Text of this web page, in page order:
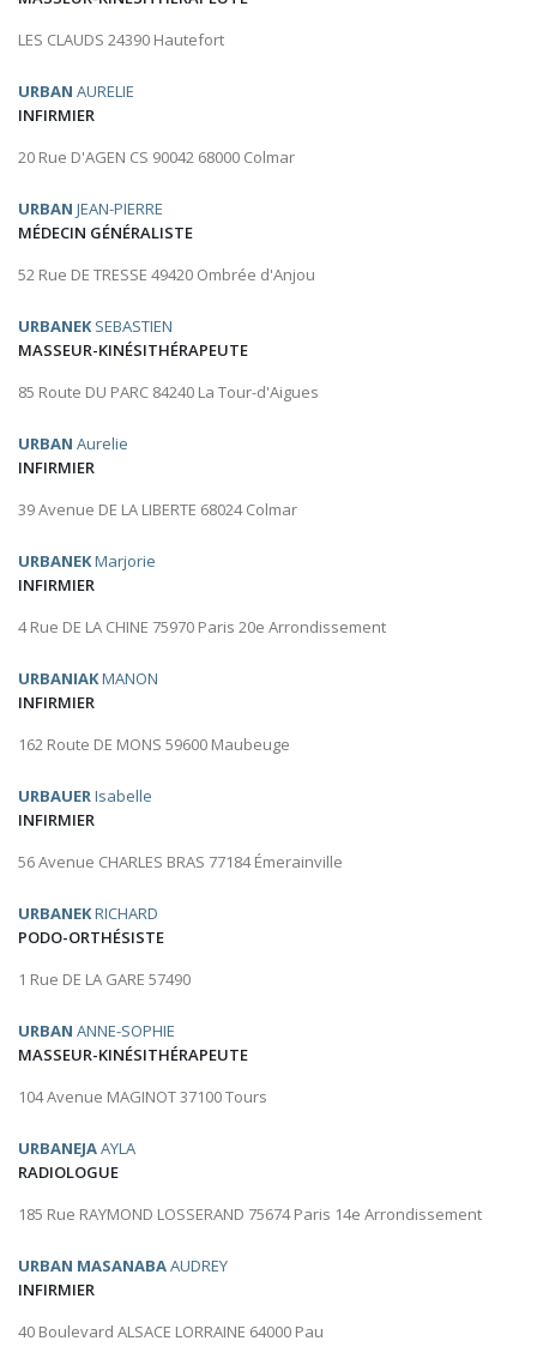
LES CLAUDS 24390 Hautefort
URBAN AURELIE
INFIRMIER
20 Rue D'AGEN CS 90042 68000 Colmar
URBAN JEAN-PIERRE
MÉDECIN GÉNÉRALISTE
52 Rue DE TRESSE 49420 Ombrée d'Anjou
URBANEKSEBASTIEN
MASSEUR-KINÉSITHÉRAPEUTE
85 Route DU PARC 84240 La Tour-d'Aigues
URBAN Aurelie
INFIRMIER
39 Avenue DE LA LIBERTE 68024 Colmar
URBANEKMarjorie
INFIRMIER
4 Rue DE LA CHINE 75970 Paris 20e Arrondissement
URBANIAKMANON
INFIRMIER
162 Route DE MONS 59600 Maubeuge
URBAUERIsabelle
INFIRMIER
56 Avenue CHARLES BRAS 77184 Émerainville
URBANEKRICHARD
PODO-ORTHÉSISTE
1 Rue DE LA GARE 57490
URBAN ANNE-SOPHIE
MASSEUR-KINÉSITHÉRAPEUTE
104 Avenue MAGINOT 37100 Tours
URBANEJAAYLA
RADIOLOGUE
185 Rue RAYMOND LOSSERAND 75674 Paris 14e Arrondissement
URBAN MASANABAAUDREY
INFIRMIER
40 Boulevard ALSACE LORRAINE 64000 Pau